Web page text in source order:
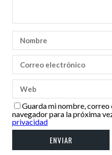
Guarda mi nombre,
navegador para la próxima
privacidad